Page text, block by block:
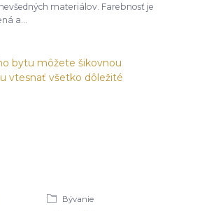
materiálov. Farebnosť je
a...
Bývanie